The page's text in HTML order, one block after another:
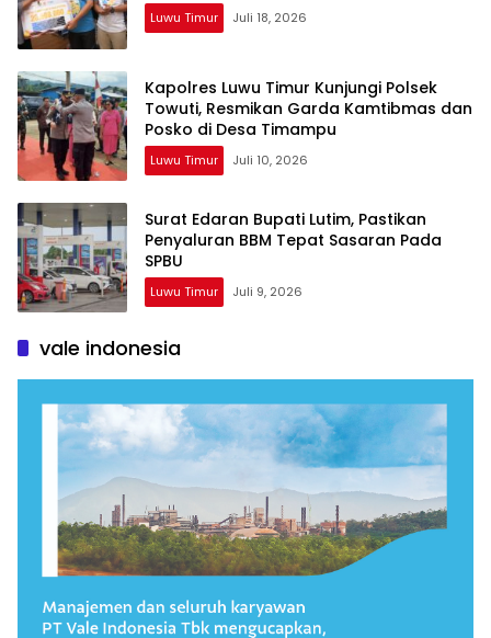
Luwu Timur Juli 18, 2026
Kapolres Luwu Timur Kunjungi Polsek
Towuti, Resmikan Garda Kamtibmas dan
Posko di Desa Timampu
Luwu Timur Juli 10, 2026
Surat Edaran Bupati Lutim, Pastikan
Penyaluran BBM Tepat Sasaran Pada
SPBU
Luwu Timur Juli 9, 2026
vale indonesia